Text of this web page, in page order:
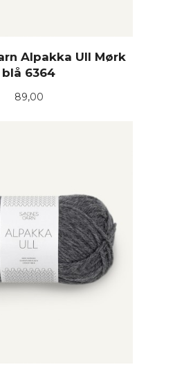
Alpakka Ull Mørk
blå 6364
Pris
89,00